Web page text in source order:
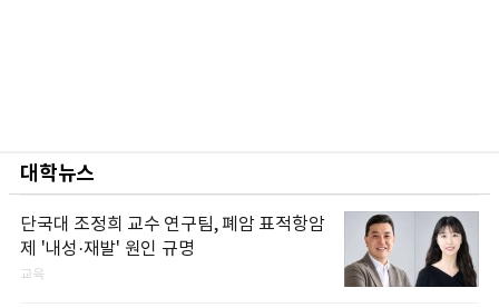
대학뉴스
단국대 조정희 교수 연구팀, 폐암 표적항암
제 '내성·재발' 원인 규명
교육